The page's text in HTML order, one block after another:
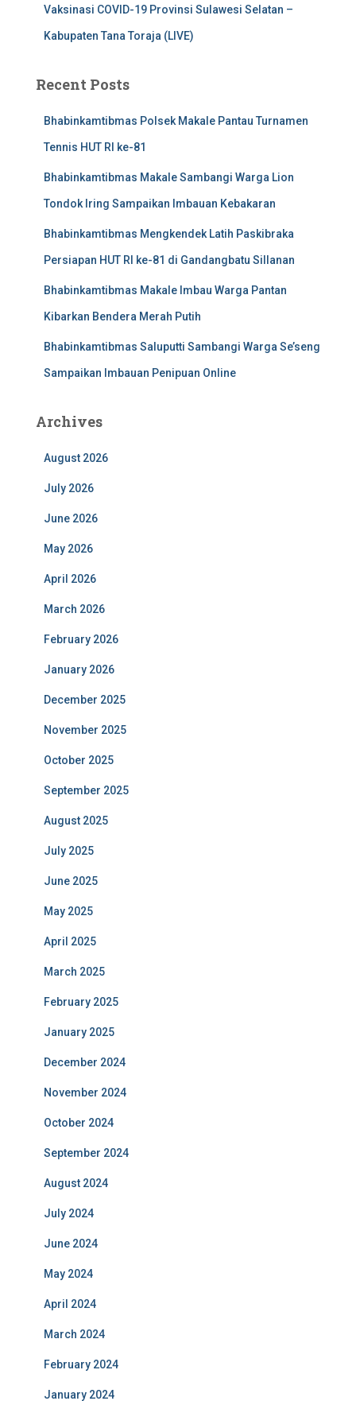
Vaksinasi COVID-19 Provinsi Sulawesi Selatan –
Kabupaten Tana Toraja (LIVE)
Recent Posts
Bhabinkamtibmas Polsek Makale Pantau Turnamen
Tennis HUT RI ke-81
Bhabinkamtibmas Makale Sambangi Warga Lion
Tondok Iring Sampaikan Imbauan Kebakaran
Bhabinkamtibmas Mengkendek Latih Paskibraka
Persiapan HUT RI ke-81 di Gandangbatu Sillanan
Bhabinkamtibmas Makale Imbau Warga Pantan
Kibarkan Bendera Merah Putih
Bhabinkamtibmas Saluputti Sambangi Warga Se’seng
Sampaikan Imbauan Penipuan Online
Archives
August 2026
July 2026
June 2026
May 2026
April 2026
March 2026
February 2026
January 2026
December 2025
November 2025
October 2025
September 2025
August 2025
July 2025
June 2025
May 2025
April 2025
March 2025
February 2025
January 2025
December 2024
November 2024
October 2024
September 2024
August 2024
July 2024
June 2024
May 2024
April 2024
March 2024
February 2024
January 2024